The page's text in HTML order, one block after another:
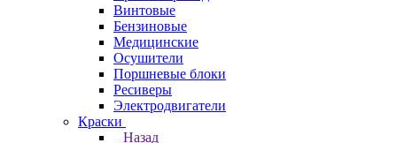
Винтовые
Бензиновые
Медицинские
Осушители
Поршневые блоки
Ресиверы
Электродвигатели
Краски
Назад